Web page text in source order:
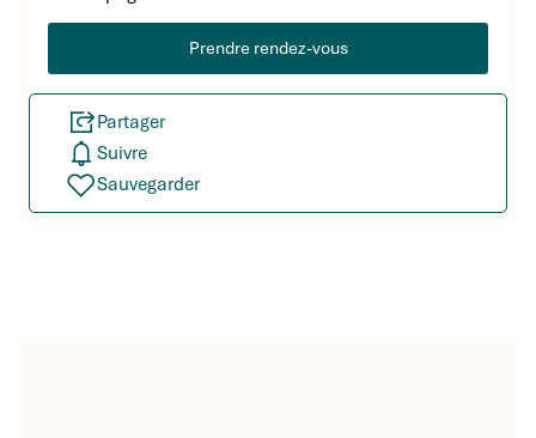
Prendre rendez-vous
Partager
Suivre
Sauvegarder